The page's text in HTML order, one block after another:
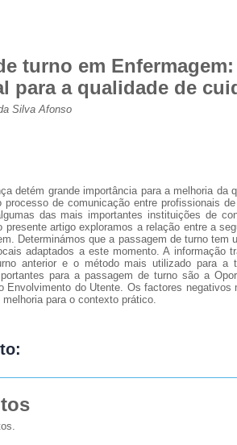
turno em
para a qualidade de
Silva Afonso
detém grande importância para a melhoria da
processo de comunicação entre profissionais
das mais importantes instituições de
presente artigo exploramos a relação entre a
Determinámos que a passagem de turno tem
adaptados a este momento. A informação
anterior e o método mais utilizado para a
para a passagem de turno são a
Envolvimento do Utente. Os factores
para o contexto prático.